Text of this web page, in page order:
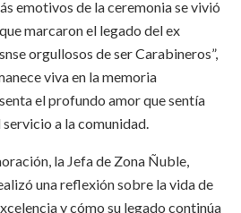
emotivos de la ceremonia se vivió
marcaron el legado del ex
orgullosos de ser Carabineros”,
viva en la memoria
el profundo amor que sentía
a la comunidad.
la Jefa de Zona Ñuble,
una reflexión sobre la vida de
y cómo su legado continúa